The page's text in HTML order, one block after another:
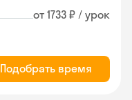
от 1733 ₽ / урок
Подобрать время